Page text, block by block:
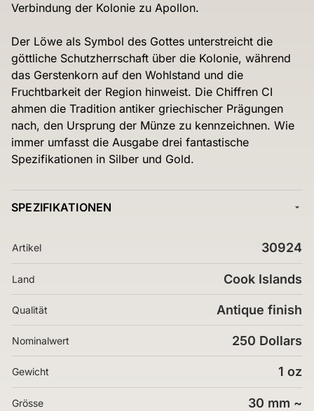
Verbindung der Kolonie zu Apollon.
Der Löwe als Symbol des Gottes unterstreicht die
göttliche Schutzherrschaft über die Kolonie, während
das Gerstenkorn auf den Wohlstand und die
Fruchtbarkeit der Region hinweist. Die Chiffren CI
ahmen die Tradition antiker griechischer Prägungen
nach, den Ursprung der Münze zu kennzeichnen. Wie
immer umfasst die Ausgabe drei fantastische
Spezifikationen in Silber und Gold.
SPEZIFIKATIONEN
Artikel 30924
Land Cook Islands
Qualität Antique finish
Nominalwert 250 Dollars
Gewicht 1 oz
Grösse 30 mm ~